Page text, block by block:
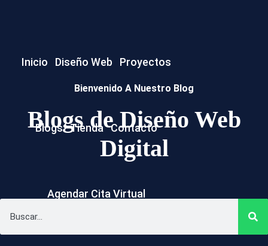
Inicio Diseño Web
WordPress
Proyectos
Blogs Tienda
Themes
Template Kits
Contacto
Agendar Cita Virtual
Bienvenido A Nuestro Blog
Blogs de Diseño Web
Digital